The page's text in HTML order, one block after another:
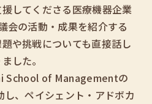
してくださる医療機器企業
会の活動・成果を紹介する
や挑戦についても直接話し
した。
School of Managementの
、ペイシェント・アドボカ